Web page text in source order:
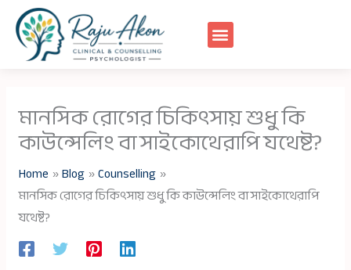
content
মানসিক রোগের চিকিৎসায় শুধু কি
কাউন্সেলিং বা সাইকোথেরাপি যথেষ্ট?
Home Blog
Counselling
মানসিক রোগের চিকিৎসায় শুধু কি কাউন্সেলিং বা সাইকোথেরাপি
যথেষ্ট?